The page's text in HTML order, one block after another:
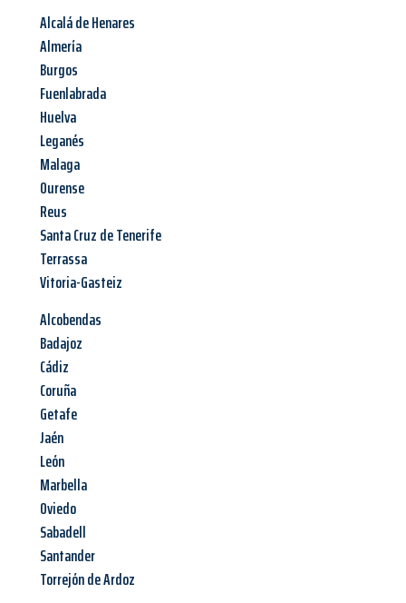
Alcalá de Henares
Almería
Burgos
Fuenlabrada
Huelva
Leganés
Malaga
Ourense
Reus
Santa Cruz de Tenerife
Terrassa
Vitoria-Gasteiz
Alcobendas
Badajoz
Cádiz
Coruña
Getafe
Jaén
León
Marbella
Oviedo
Sabadell
Santander
Torrejón de Ardoz